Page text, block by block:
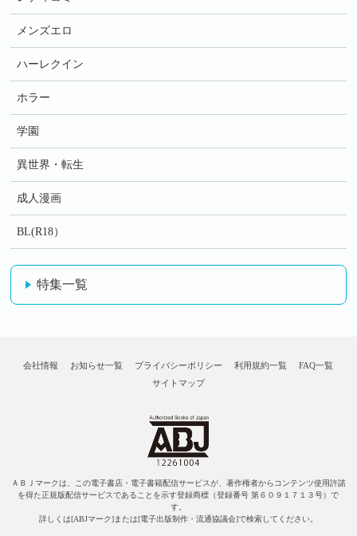
メンズエロ
ハーレクイン
ホラー
学園
異世界・転生
成人漫画
BL(R18）
特集一覧
会社情報 お知らせ一覧 プライバシーポリシー 利用規約一覧
FAQ一覧
サイトマップ
ＡＢＪマークは、この電子書店・電子書籍配信サービスが、著作権者からコンテンツ使用許諾
を得た正規版配信サービスであることを示す登録商標（登録番号 第６０９１７１３号）で
す。
詳しくは[ABJマーク]または[電子出版制作・流通協議会]で検索してください。